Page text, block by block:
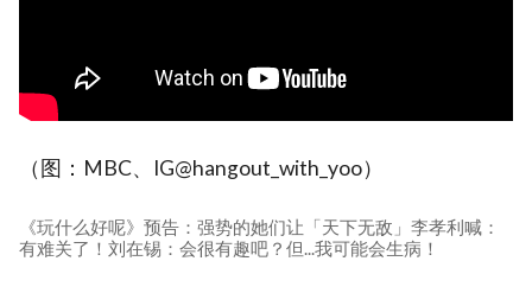
（图：MBC、IG@hangout_with_yoo）
《玩什么好呢》预告：强势的她们让「天下无敌」李孝利喊：
有难关了！刘在锡：会很有趣吧？但...我可能会生病！